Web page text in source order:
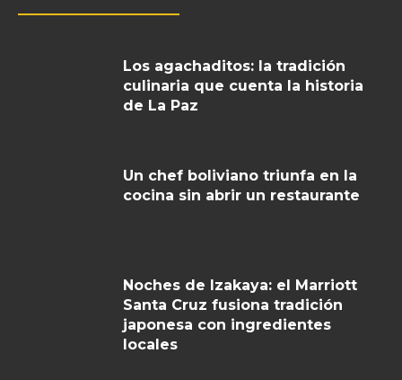
Los agachaditos: la tradición
culinaria que cuenta la historia
de La Paz
Un chef boliviano triunfa en la
cocina sin abrir un restaurante
Noches de Izakaya: el Marriott
Santa Cruz fusiona tradición
japonesa con ingredientes
locales